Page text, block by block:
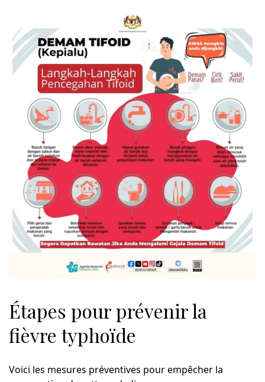
Étapes pour prévenir la
fièvre typhoïde
Voici les mesures préventives pour empêcher la